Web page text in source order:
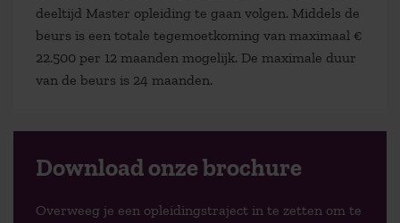
deeltijd Master opleiding te gaan volgen. Middels de
beurs is een totale tegemoetkoming van maximaal €
22.500 per 12 maanden mogelijk. De maximale duur
van de beurs is 24 maanden.
Download onze brochure
Overweeg je een opleidingstraject in te zetten om te